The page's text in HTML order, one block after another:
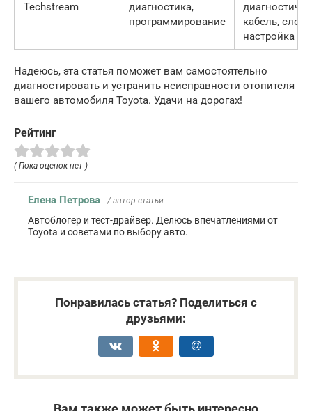
Techstream
диагностика,
программирование
кабель,
настройка
Надеюсь, эта статья поможет вам самостоятельно
диагностировать и устранить неисправности отопителя
вашего автомобиля Toyota. Удачи на дорогах!
Рейтинг
( Пока оценок нет )
Елена Петрова / автор статьи
Автоблогер и тест-драйвер. Делюсь впечатлениями от
Toyota и советами по выбору авто.
Понравилась статья? Поделиться с
друзьями: